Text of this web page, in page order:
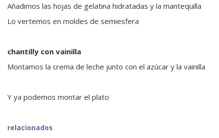
Añadimos las hojas de gelatina hidratadas y la mantequilla
Lo vertemos en moldes de semiesfera
chantilly con vainilla
Montamos la crema de leche junto con el azúcar y la vainilla
Y ya podemos montar el plato
relacionados